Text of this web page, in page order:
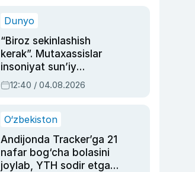
Dunyo
“Biroz sekinlashish
kerak”. Mutaxassislar
insoniyat sun’iy
intellektni boshqara
olmay qolishidan xavotir
12:40 / 04.08.2026
O‘zbekiston
Andijonda Tracker’ga 21
nafar bog‘cha bolasini
joylab, YTH sodir etgan